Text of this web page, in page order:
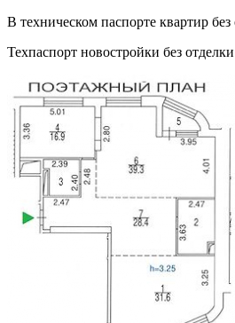
В техническом паспорте квартир
Техпаспорт новостройки без